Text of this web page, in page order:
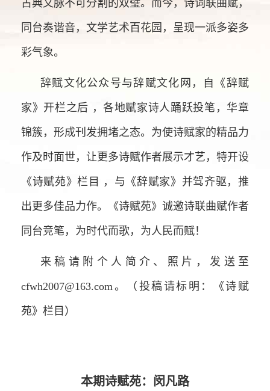
古典文脉不可分割的双璧。而今，诗词联曲赋，
同台奏谐音，文学艺术百花园，呈现一派多姿多
彩气象。
辞赋文化公众号与辞赋文化网，自《辞赋
家》开栏之后 ，各地赋家诗人踊跃投笔，华章
锦簇，形成刊发拥堵之态。为使诗赋家的精品力
作及时面世，让更多诗赋作者展示才艺，特开设
《诗赋苑》栏目 ，与《辞赋家》并驾齐驱，推
出更多佳品力作。《诗赋苑》诚邀诗联曲赋作者
同台竞笔，为时代而歌，为人民而赋！
来稿请附个人简介、照片，发送至
cfwh2007@163.com。（投稿请标明：《诗赋
苑》栏目）
本期诗赋苑：闵凡路